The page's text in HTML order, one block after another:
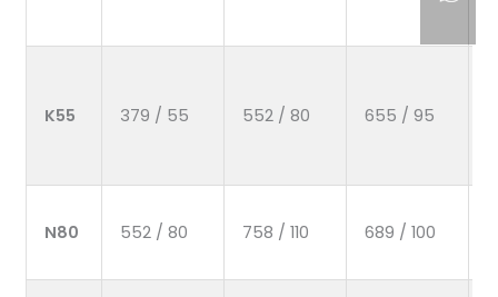
K55 379 / 55 552 / 80 655 / 95
N80 552 / 80 758 / 110 689 / 100